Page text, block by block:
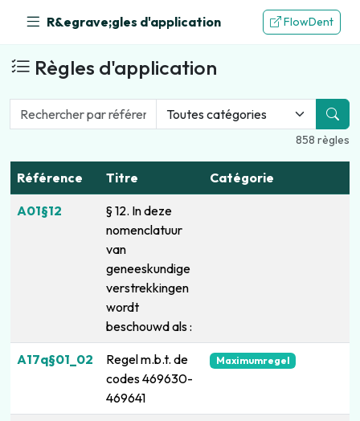
R&egrave;gles d'application FlowDent
Règles d'application
858 règles
Référence Titre Catégorie
A01§12
§ 12. In deze
nomenclatuur
van
geneeskundige
verstrekkingen
wordt
beschouwd als :
A17q§01_02
Regel m.b.t. de
codes 469630-
469641
Maximumregel